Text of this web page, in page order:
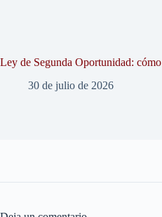
Ley de Segunda Oportunidad:
30 de julio de 2026